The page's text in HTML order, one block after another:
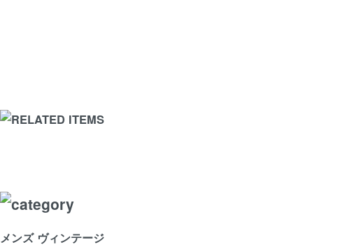
メンズ ヴィンテージ